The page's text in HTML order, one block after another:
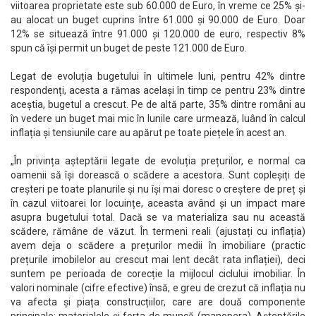
viitoarea proprietate este sub 60.000 de Euro, în vreme ce 25% și-
au alocat un buget cuprins între 61.000 și 90.000 de Euro. Doar
12% se situează între 91.000 și 120.000 de euro, respectiv 8%
spun că își permit un buget de peste 121.000 de Euro.
Legat de evoluția bugetului în ultimele luni, pentru 42% dintre
respondenți, acesta a rămas același în timp ce pentru 23% dintre
aceștia, bugetul a crescut. Pe de altă parte, 35% dintre români au
în vedere un buget mai mic în lunile care urmează, luând în calcul
inflația și tensiunile care au apărut pe toate piețele în acest an.
„În privința așteptării legate de evoluția prețurilor, e normal ca
oamenii să își dorească o scădere a acestora. Sunt copleșiți de
creșteri pe toate planurile și nu își mai doresc o creștere de preț și
în cazul viitoarei lor locuințe, aceasta având și un impact mare
asupra bugetului total. Dacă se va materializa sau nu această
scădere, rămâne de văzut. În termeni reali (ajustați cu inflația)
avem deja o scădere a prețurilor medii în imobiliare (practic
prețurile imobilelor au crescut mai lent decât rata inflației), deci
suntem pe perioada de corecție la mijlocul ciclului imobiliar. În
valori nominale (cifre efective) însă, e greu de crezut că inflația nu
va afecta și piața construcțiilor, care are două componente